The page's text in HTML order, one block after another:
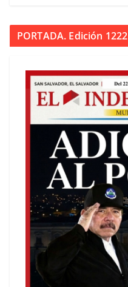
PORTADA. Edición 1222